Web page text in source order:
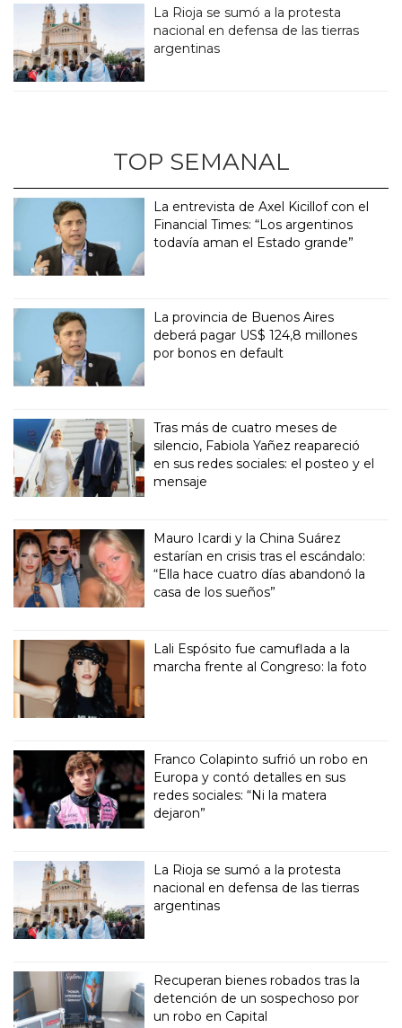
La Rioja se sumó a la protesta
nacional en defensa de las tierras
argentinas
TOP SEMANAL
La entrevista de Axel Kicillof con el
Financial Times: “Los argentinos
todavía aman el Estado grande”
La provincia de Buenos Aires
deberá pagar US$ 124,8 millones
por bonos en default
Tras más de cuatro meses de
silencio, Fabiola Yañez reapareció
en sus redes sociales: el posteo y el
mensaje
Mauro Icardi y la China Suárez
estarían en crisis tras el escándalo:
“Ella hace cuatro días abandonó la
casa de los sueños”
Lali Espósito fue camuflada a la
marcha frente al Congreso: la foto
Franco Colapinto sufrió un robo en
Europa y contó detalles en sus
redes sociales: “Ni la matera
dejaron”
La Rioja se sumó a la protesta
nacional en defensa de las tierras
argentinas
Recuperan bienes robados tras la
detención de un sospechoso por
un robo en Capital